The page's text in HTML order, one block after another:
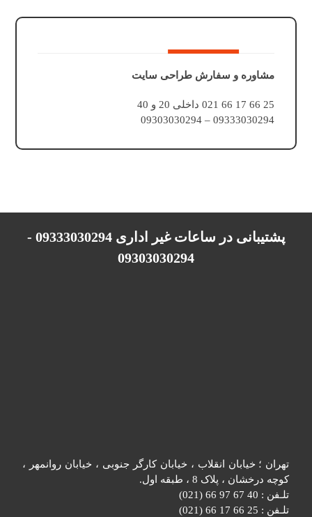
مشاوره و سفارش طراحی سایت
25 66 17 66 021 داخلی 20 و 40
09333030294 – 09303030294
پشتیبانی در ساعات غیر اداری 09333030294 -
09303030294
تهران ؛ خیابان انقلاب ، خیابان کارگر جنوبی ، خیابان روانمهر ،
کوچه درخشان ، پلاک 8 ، طبقه اول.
تلـفن : 40 67 97 66 (021)
تلـفن : 25 66 17 66 (021)